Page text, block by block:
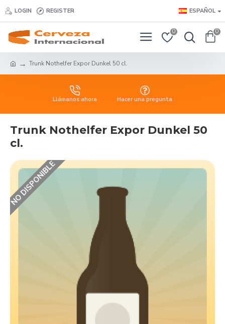
LOGIN REGISTER ESPAÑOL
0 0
Trunk Nothelfer Expor Dunkel 50 cl.
Llámanos ahora Hacer una pregunta
Trunk Nothelfer Expor Dunkel 50
cl.
NO DISPONIBLE